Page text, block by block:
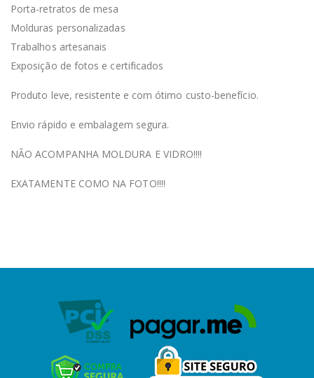
Porta-retratos de mesa
Molduras personalizadas
Trabalhos artesanais
Exposição de fotos e certificados
Produto leve, resistente e com ótimo custo-benefício.
Envio rápido e embalagem segura.
NÃO ACOMPANHA MOLDURA E VIDRO!!!!
EXATAMENTE COMO NA FOTO!!!!